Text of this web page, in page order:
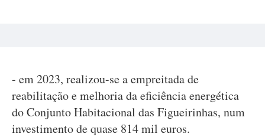
- em 2023, realizou-se a empreitada de
reabilitação e melhoria da eficiência energética
do Conjunto Habitacional das Figueirinhas, num
investimento de quase 814 mil euros.